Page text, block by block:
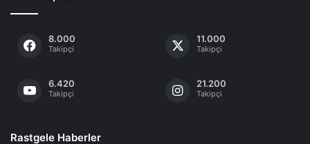
8.000
Takipçi
11.000
Takipçi
6.420
Takipçi
21.200
Takipçi
Rastgele Haberler